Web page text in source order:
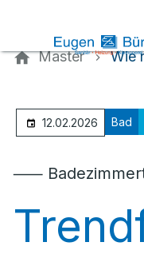
Master Wie
12.02.2026 Bad
⸺